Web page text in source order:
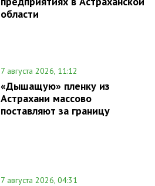
области
7 августа 2026, 11:12
«Дышащую» пленку из
Астрахани массово
поставляют за границу
7 августа 2026, 04:31